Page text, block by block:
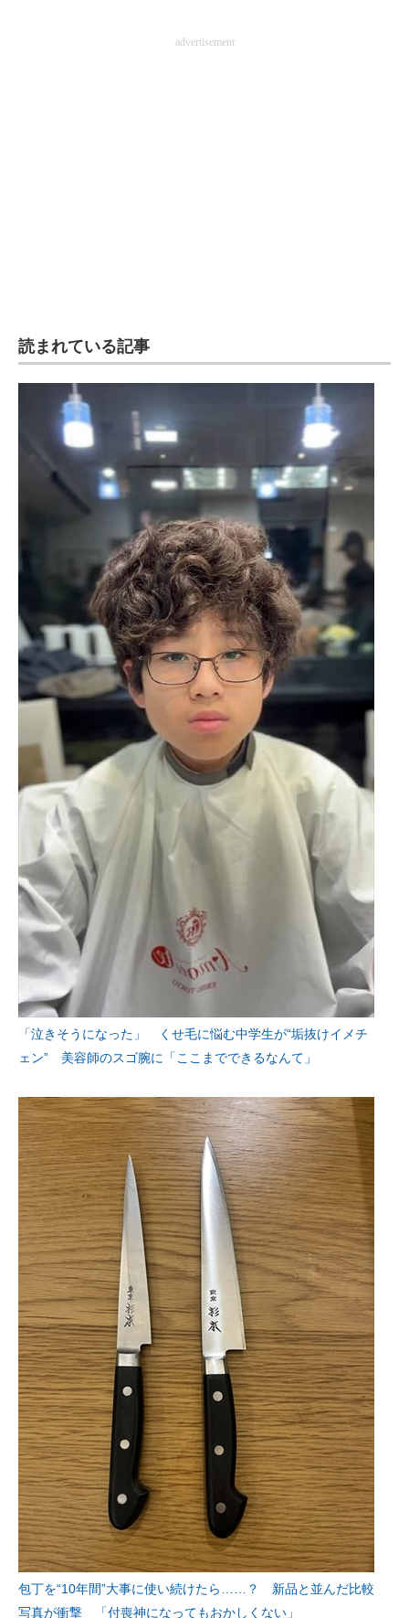
IT製品の技術・比較・事例advertisement
読まれている記事
「泣きそうになった」 くせ毛に悩む中学生が“垢抜けイメチ
ェン” 美容師のスゴ腕に「ここまでできるなんて」
包丁を“10年間”大事に使い続けたら……？ 新品と並んだ比較
写真が衝撃 「付喪神になってもおかしくない」